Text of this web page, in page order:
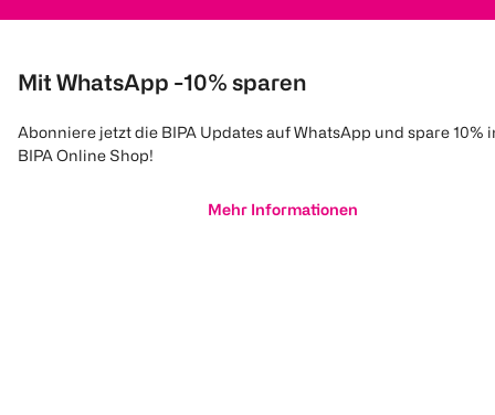
Mit WhatsApp -10% sparen
Abonniere jetzt die BIPA Updates auf WhatsApp und spare 10%
BIPA Online Shop!
Mehr Informationen